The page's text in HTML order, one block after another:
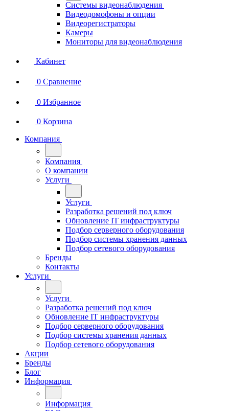
Системы видеонаблюдения
Видеодомофоны и опции
Видеорегистраторы
Камеры
Мониторы для видеонаблюдения
Кабинет
0 Сравнение
0 Избранное
0 Корзина
Компания
Компания
О компании
Услуги
Услуги
Разработка решений под ключ
Обновление IT инфраструктуры
Подбор серверного оборудования
Подбор системы хранения данных
Подбор сетевого оборудования
Бренды
Контакты
Услуги
Услуги
Разработка решений под ключ
Обновление IT инфраструктуры
Подбор серверного оборудования
Подбор системы хранения данных
Подбор сетевого оборудования
Акции
Бренды
Блог
Информация
Информация